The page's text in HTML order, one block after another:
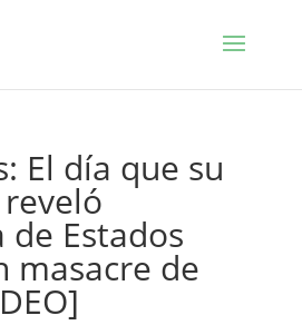
El día que su
Estados
masacre de